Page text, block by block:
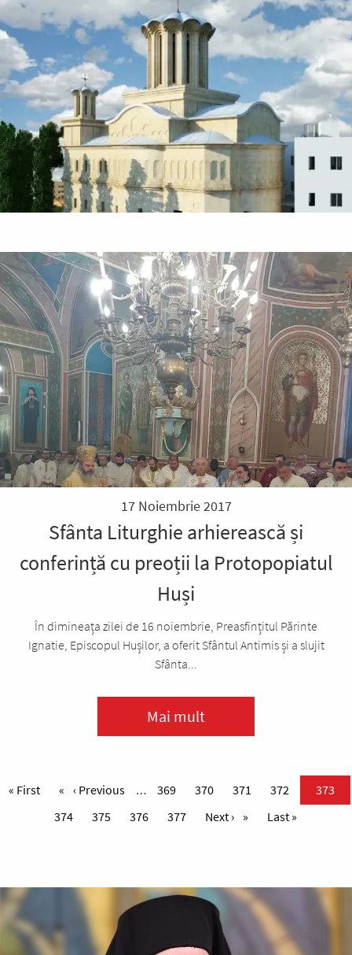
17 Noiembrie 2017
Sfânta Liturghie arhierească și
conferință cu preoții la Protopopiatul
Huși
În dimineața zilei de 16 noiembrie, Preasfințitul Părinte
Ignatie, Episcopul Hușilor, a oferit Sfântul Antimis și a slujit
Sfânta...
Mai mult
Paginare
Prima pagină
« First Pagina anterioară
‹ Previous … Page
369 Page
370 Page
371 Page
372
373
Page
374 Page
375 Page
376 Page
377 Pagina următoare
Next › Ultima pagină
Last »